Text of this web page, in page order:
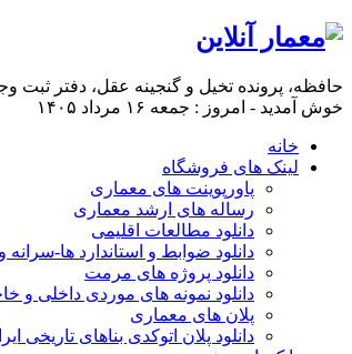
حافظه، پرونده تخيل و گنجينه عقل، دفتر ثبت
خوش آمدید - امروز : جمعه ۱۶ مرداد ۱۴۰۵
خانه
لینک های فروشگاه
پاورپوینت های معماری
رساله های ارشد معماری
دانلود مطالعات اقلیمی
دانلود ضوابط و استاندارد ها-سرانه
دانلود پروژه های مرمت
دانلود نمونه های موردی داخلی و
پلان های معماری
دانلود پلان اتوکدی بناهای تاریخی